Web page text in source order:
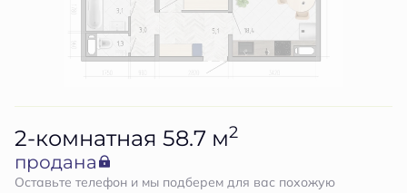
2-комнатная 58.7 м2
продана
Оставьте телефон и мы подберем для вас похожую